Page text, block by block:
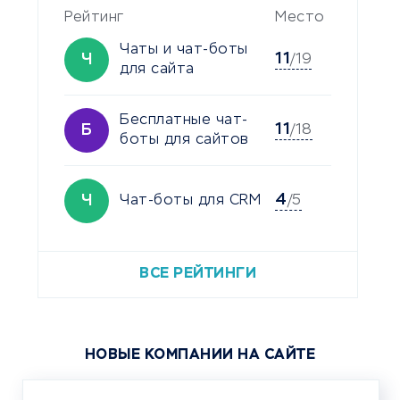
Рейтинг Место
Ч
Чаты и чат-боты
для сайта
11/19
Б
Бесплатные чат-
боты для сайтов
11/18
Ч Чат-боты для CRM 4/5
ВСЕ РЕЙТИНГИ
НОВЫЕ КОМПАНИИ НА САЙТЕ